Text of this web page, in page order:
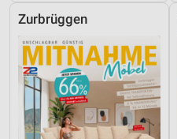
Zurbrüggen